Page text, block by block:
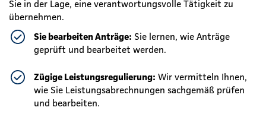
Sie in der Lage, eine verantwortungsvolle Tätigkeit zu
übernehmen.
Sie bearbeiten Anträge: Sie lernen, wie Anträge
geprüft und bearbeitet werden.
Zügige Leistungsregulierung: Wir vermitteln Ihnen,
wie Sie Leistungsabrechnungen sachgemäß prüfen
und bearbeiten.